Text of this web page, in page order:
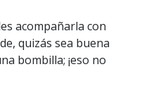
acompañarla con
quizás sea buena
bombilla; ¡eso no